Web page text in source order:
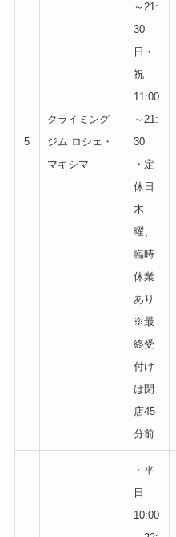
5
クライミング
ジム ロシェ・
マキシマ
～21:
30
日・
祝
11:00
～21:
30
・定
休日
木
曜、
臨時
休業
あり
※最
終受
付け
は閉
店45
分前
・平
日
10:00